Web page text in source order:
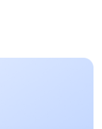
жарысын